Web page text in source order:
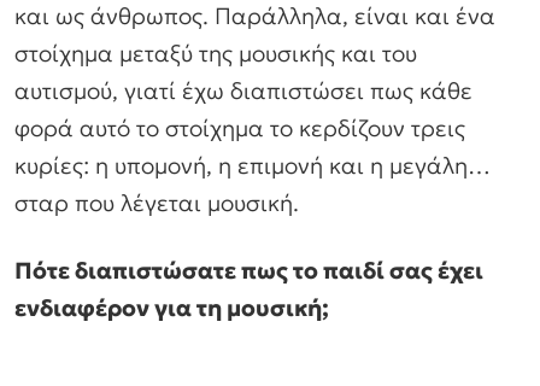
και ως άνθρωπος. Παράλληλα, είναι και ένα
στοίχημα μεταξύ της μουσικής και του
αυτισμού, γιατί έχω διαπιστώσει πως κάθε
φορά αυτό το στοίχημα το κερδίζουν τρεις
κυρίες: η υπομονή, η επιμονή και η μεγάλη…
σταρ που λέγεται μουσική.
Πότε διαπιστώσατε πως το παιδί σας έχει
ενδιαφέρον για τη μουσική;